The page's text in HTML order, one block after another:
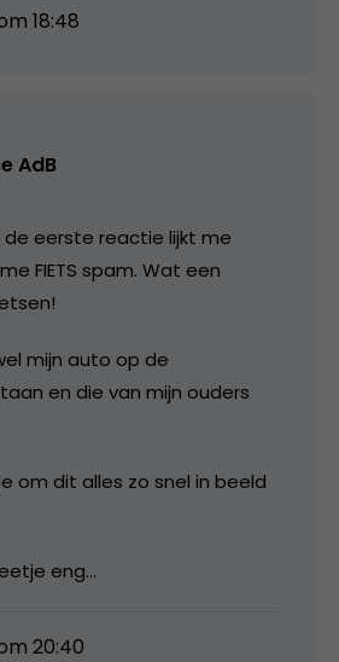
18:48
AdB
de eerste reactie lijkt me
FIETS spam. Wat een
mijn auto op de
en die van mijn ouders
om dit alles zo snel in beeld
eng…
20:40